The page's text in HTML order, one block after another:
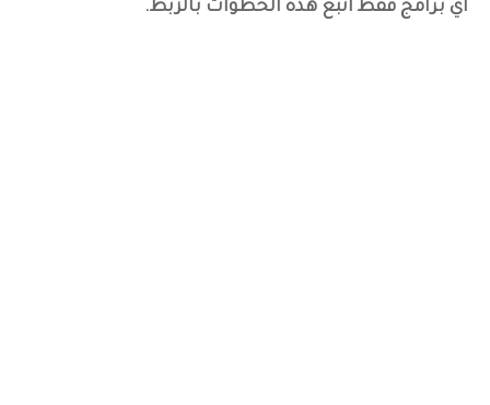
اي برامج فقط اتبع هذه الخطوات بالزبط.